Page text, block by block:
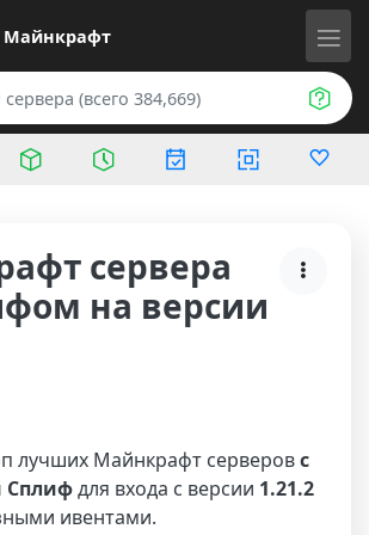
Майнкрафт
сервера
на версии
лучших Майнкрафт серверовс
Сплифдля входа с версии 1.21.2
ивентами.